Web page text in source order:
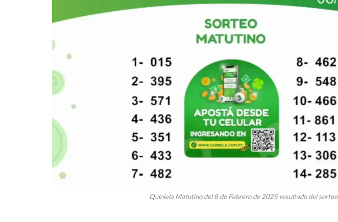
Quiniela Matutino del 8 de Febrero de 2025 resultado del sorteo